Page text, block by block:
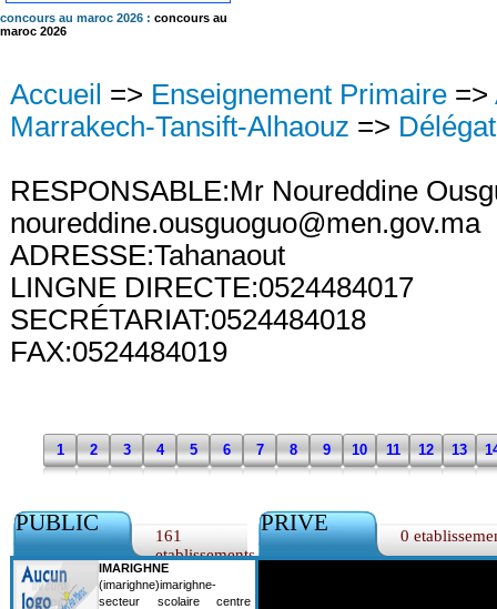
concours au maroc 2026 : concours au
maroc 2026
Accueil => Enseignement Primaire =>
Marrakech-Tansift-Alhaouz =>
RESPONSABLE:Mr Noureddine
noureddine.ousguoguo@men.gov.ma
ADRESSE:Tahanaout
LINGNE DIRECTE:0524484017
SECRÉTARIAT:0524484018
FAX:0524484019
1 2 3 4 5 6 7 8 9 10 11 12 13
PUBLIC
161
etablissements
IMARIGHNE
(imarighne)imarighne-
secteur scolaire centre
PRIVE 0